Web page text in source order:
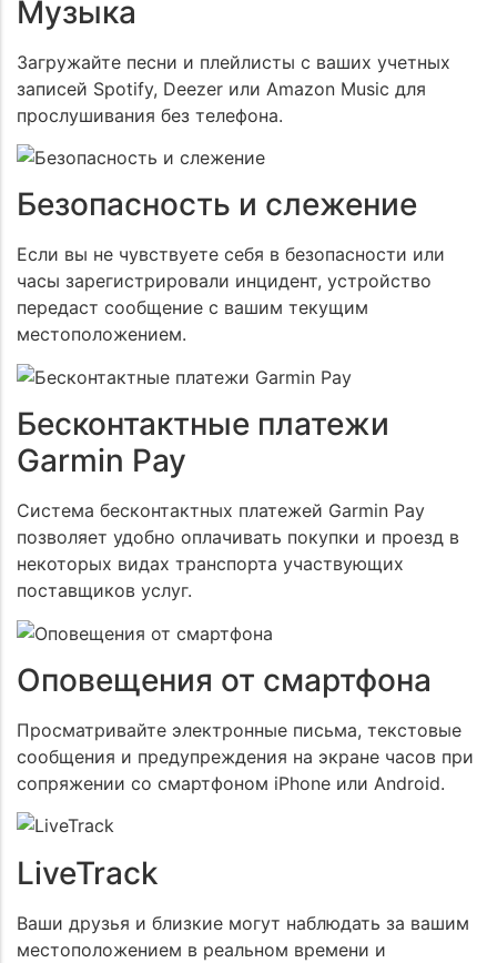
Музыка
Загружайте песни и плейлисты с ваших учетных
записей Spotify, Deezer или Amazon Music для
прослушивания без телефона.
Безопасность и слежение
Если вы не чувствуете себя в безопасности или
часы зарегистрировали инцидент, устройство
передаст сообщение с вашим текущим
местоположением.
Бесконтактные платежи
Garmin Pay
Система бесконтактных платежей Garmin Pay
позволяет удобно оплачивать покупки и проезд в
некоторых видах транспорта участвующих
поставщиков услуг.
Оповещения от смартфона
Просматривайте электронные письма, текстовые
сообщения и предупреждения на экране часов при
сопряжении со смартфоном iPhone или Android.
LiveTrack
Ваши друзья и близкие могут наблюдать за вашим
местоположением в реальном времени и